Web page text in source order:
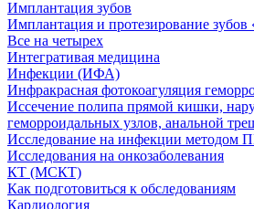
Имплантация зубов
Имплантация и протезирование
Все на четырех
Интегративая медицина
Инфекции (ИФА)
Инфракрасная фотокоагуляция
Иссечение полипа прямой кишки,
геморроидальных узлов, анальной
Исследование на инфекции методом
Исследования на онкозаболевания
КТ (МСКТ)
Как подготовиться к обследованиям
Кардиология